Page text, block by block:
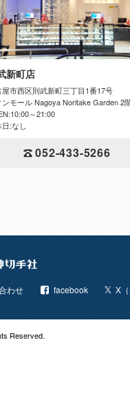
新町店
屋市西区則武新町三丁目1番17号
ンモール Nagoya Noritake Garden 2
～21:00
日:なし
052-433-5266
わせ facebook X
Reserved.